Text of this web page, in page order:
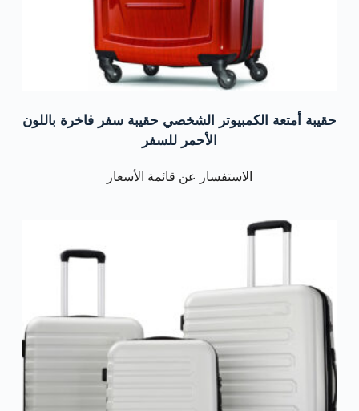
حقيبة أمتعة الكمبيوتر الشخصي حقيبة سفر فاخرة باللون
الأحمر للسفر
الاستفسار عن قائمة الأسعار